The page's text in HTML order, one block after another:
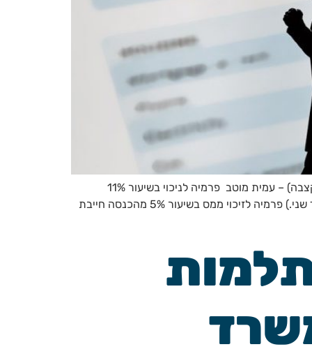
לקוחות יקרים, מצ"ב היערכות לקראת תום שנת המס 2024 מאת רו"ח צביקה משבנק: עצמאי (לרבות גמלאי שמקבל פנסיה/קצבה) – עמית מוטב פרמיה לניכוי בשיעור 11%
מהכנסה חייבת עד 9,700 ₪ לחודש (רובד ראשון.) פרמיה לניכוי בשיעור 11% מהכנסה חייבת נוספת עד 9,700 ₪ לחודש (רובד שני.) פרמיה לזיכוי ממס בשיעור 5% מהכנסה חייבת